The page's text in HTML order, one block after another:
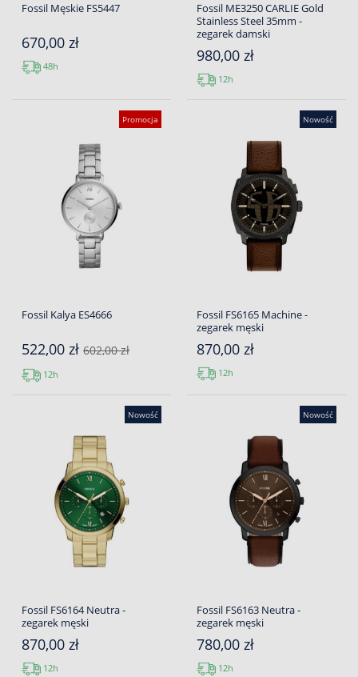
Fossil Męskie FS5447
670,00 zł
48h
Fossil ME3250 CARLIE Gold
Stainless Steel 35mm -
zegarek damski
980,00 zł
12h
Promocja
Fossil Kalya ES4666
522,00 zł 602,00 zł
12h
Nowość
Fossil FS6165 Machine -
zegarek męski
870,00 zł
12h
Nowość
Fossil FS6164 Neutra -
zegarek męski
870,00 zł
12h
Nowość
Fossil FS6163 Neutra -
zegarek męski
780,00 zł
12h